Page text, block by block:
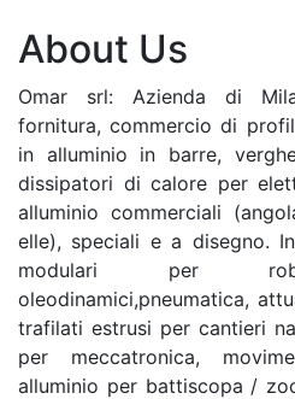
About Us
Omar srl: Azienda di
fornitura, commercio di
in alluminio in barre,
dissipatori di calore per
alluminio commerciali
elle), speciali e a disegno.
modulari per
oleodinamici,pneumatica,
trafilati estrusi per cantieri
per meccatronica,
alluminio per battiscopa /